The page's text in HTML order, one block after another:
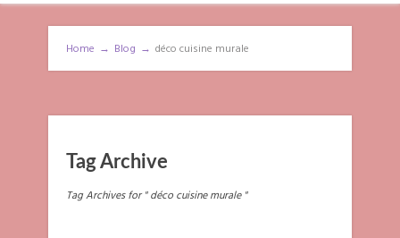
Home → Blog → déco cuisine murale
Tag Archive
Tag Archives for " déco cuisine murale "